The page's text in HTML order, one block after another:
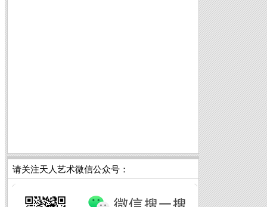
请关注天人艺术微信公众号：